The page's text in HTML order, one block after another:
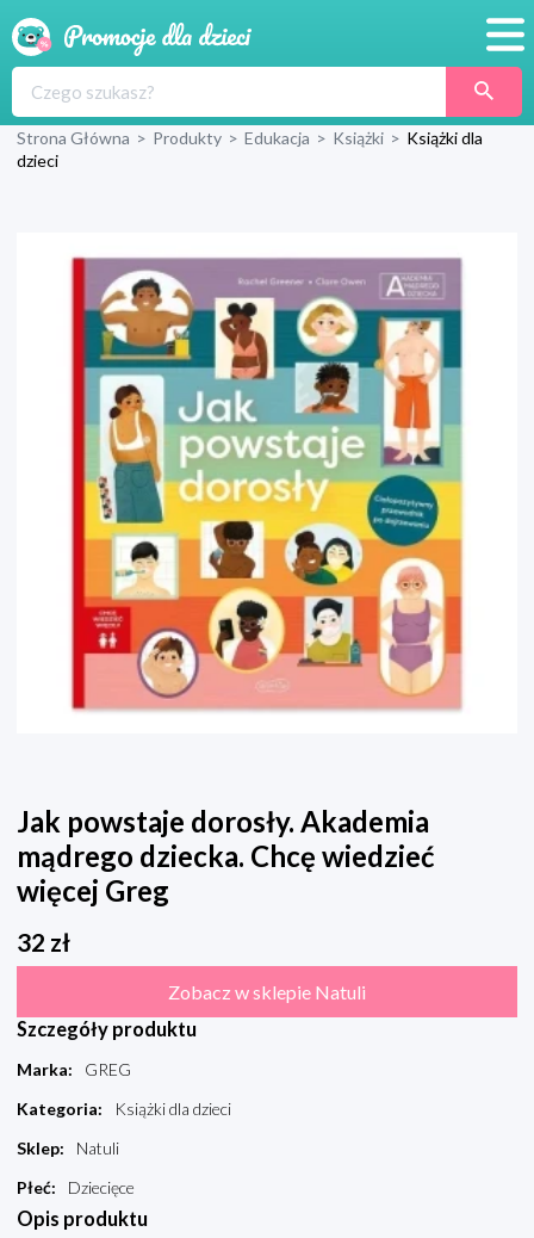
Produkty
Blog
Wyprawka
Strona Główna > Produkty > Edukacja > Książki > Książki dla
dzieci
Jak powstaje dorosły. Akademia
mądrego dziecka. Chcę wiedzieć
więcej Greg
32 zł
Zobacz w sklepie Natuli
Szczegóły produktu
Marka:
GREG
Kategoria:
Książki dla dzieci
Sklep:
Natuli
Płeć: Dziecięce
Opis produktu